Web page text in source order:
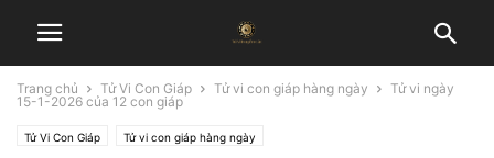
Trang chủ Tử Vi Con Giáp Tử vi con giáp hàng ngày
Tử vi ngày
15-1-2026 của 12 con giáp
Tử Vi Con Giáp Tử vi con giáp hàng ngày